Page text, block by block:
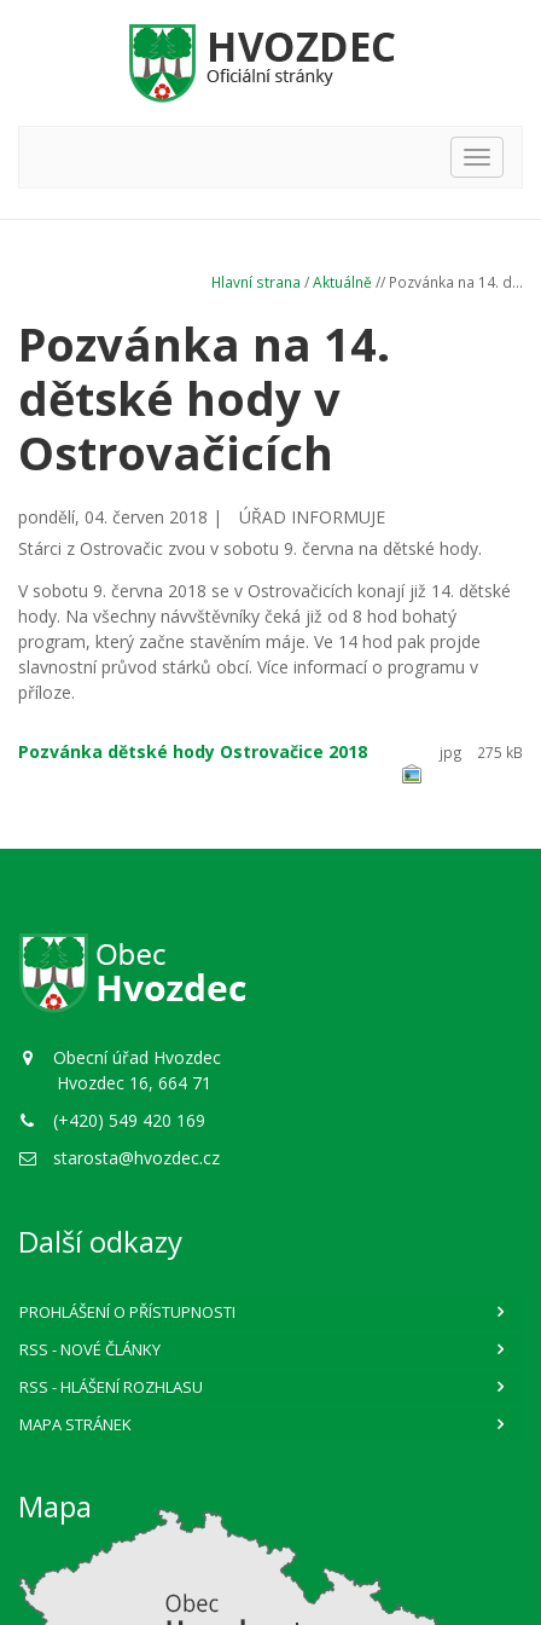
Hlavní
nabídka
Hlavní strana /Aktuálně // Pozvánka na 14. d...
Pozvánka na 14.
dětské hody v
Ostrovačicích
pondělí, 04. červen 2018 |
ÚŘAD INFORMUJE
Stárci z Ostrovačic zvou v sobotu 9. června na dětské hody.
V sobotu 9. června 2018 se v Ostrovačicích konají již 14. dětské
hody. Na všechny návvštěvníky čeká již od 8 hod bohatý
program, který začne stavěním máje. Ve 14 hod pak projde
slavnostní průvod stárků obcí. Více informací o programu v
příloze.
Pozvánka dětské hody Ostrovačice 2018 jpg 275 kB
Obecní úřad Hvozdec
Hvozdec 16, 664 71
(+420) 549 420 169
starosta@hvozdec.cz
Další odkazy
PROHLÁŠENÍ O PŘÍSTUPNOSTI
RSS - NOVÉ ČLÁNKY
RSS - HLÁŠENÍ ROZHLASU
MAPA STRÁNEK
Mapa